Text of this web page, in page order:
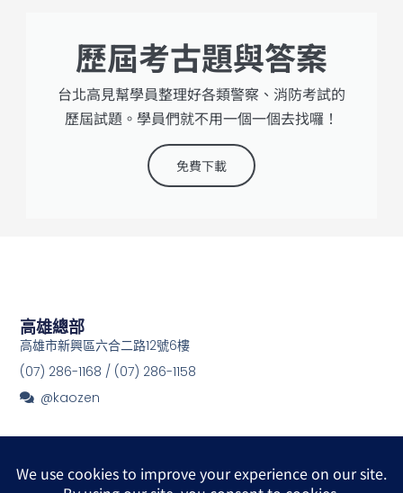
歷屆考古題與答案
台北高見幫學員整理好各類警察、消防考試的
歷屆試題。學員們就不用一個一個去找囉！
免費下載
高雄總部
高雄市新興區六合二路12號6樓
(07) 286-1168 / (07) 286-1158
@kaozen